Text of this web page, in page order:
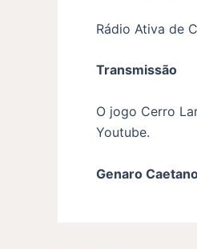
Rádio Ativa de
Transmissão
O jogo Cerro
Youtube.
Genaro